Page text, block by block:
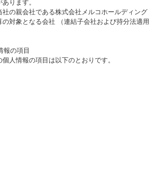
ります。
社の親会社である株式会社メルコホールディング
対象となる会社 （連結子会社および持分法適用
報の項目
人情報の項目は以下のとおりです。